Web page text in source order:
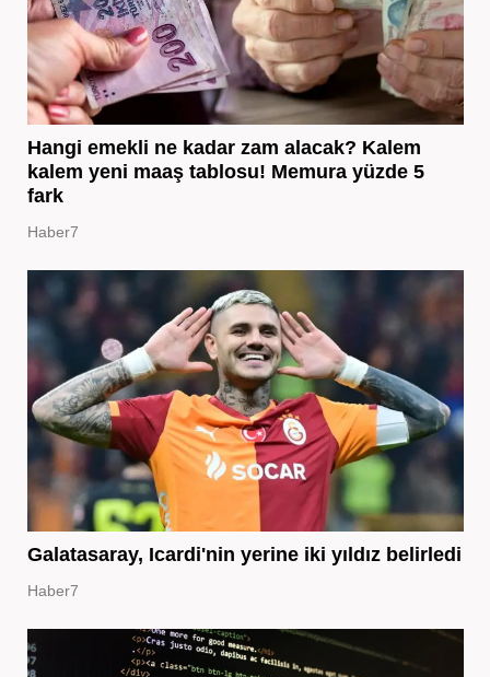
Hangi emekli ne kadar zam alacak? Kalem
kalem yeni maaş tablosu! Memura yüzde 5
fark
Haber7
Galatasaray, Icardi'nin yerine iki yıldız belirledi
Haber7